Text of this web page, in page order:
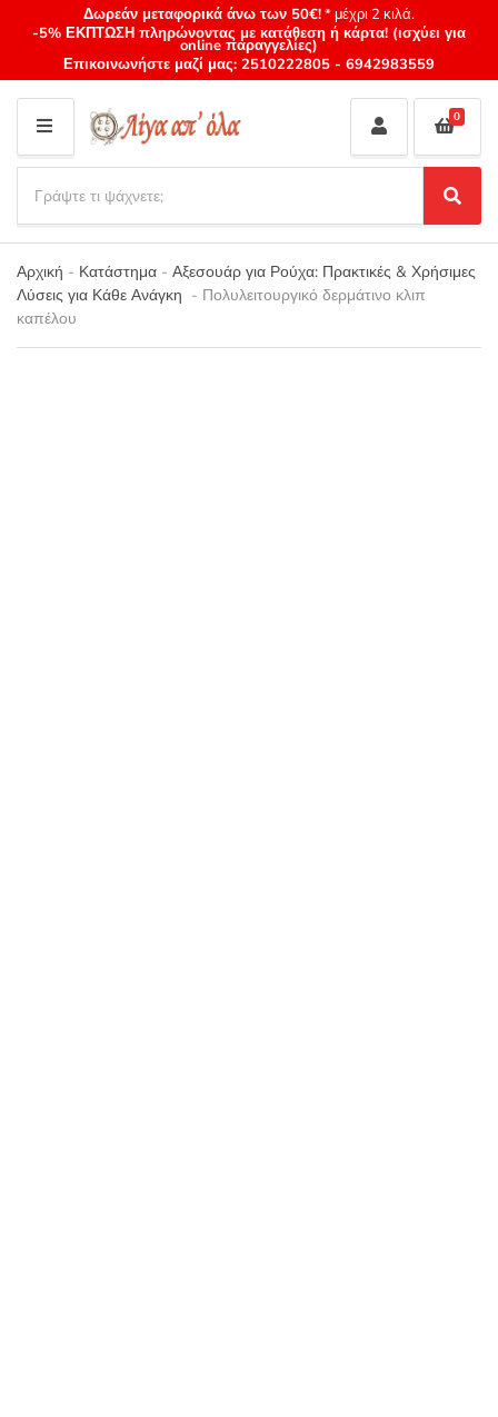
Δωρεάν μεταφορικά άνω των 50€!* μέχρι 2 κιλά.
-5% ΕΚΠΤΩΣΗ πληρώνοντας με κατάθεση ή κάρτα! (ισχύει για
online παραγγελίες)
Επικοινωνήστε μαζί μας: 2510222805 - 6942983559
M
E
N
U
Category
name
a
r
c
h
p
r
S
e
a
r
0
Αρχική - Κατάστημα - Αξεσουάρ για Ρούχα: Πρακτικές & Χρήσιμες
Λύσεις για Κάθε Ανάγκη - Πολυλειτουργικό δερμάτινο κλιπ
καπέλου